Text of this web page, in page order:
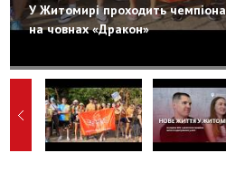
У Житомирі проходить
на човнах «Дракон»